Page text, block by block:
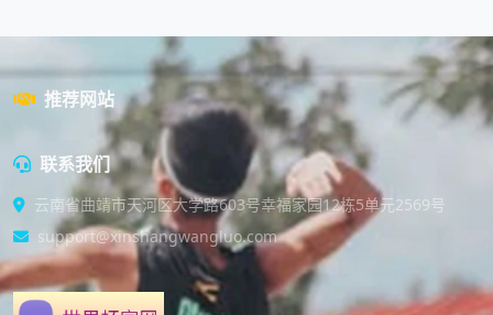
推荐网站
联系我们
云南省曲靖市天河区大学路603号幸福家园12栋5单元2569号
support@xinshangwangluo.com